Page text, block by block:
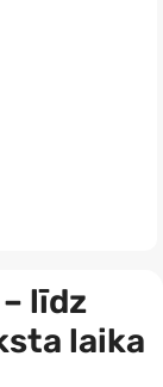
līdz
laika